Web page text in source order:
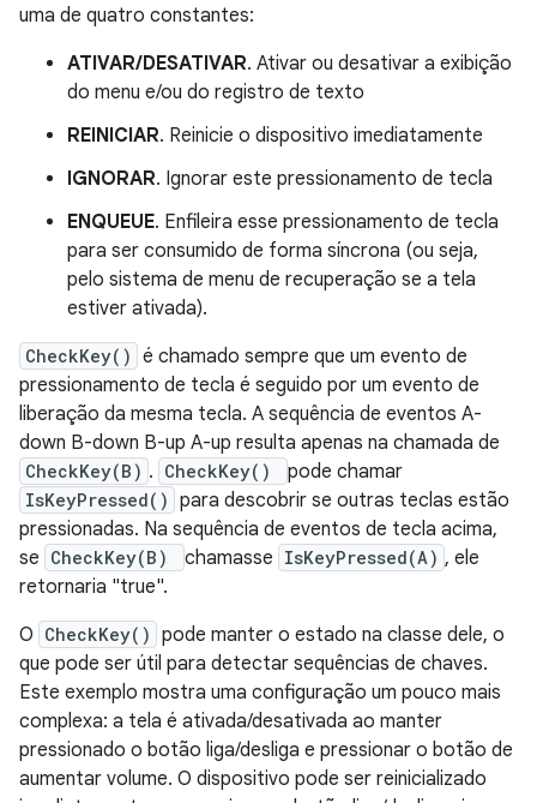
uma de quatro constantes:
ATIVAR/DESATIVAR. Ativar ou desativar a exibição
do menu e/ou do registro de texto
REINICIAR. Reinicie o dispositivo imediatamente
IGNORAR. Ignorar este pressionamento de tecla
ENQUEUE. Enfileira esse pressionamento de tecla
para ser consumido de forma síncrona (ou seja,
pelo sistema de menu de recuperação se a tela
estiver ativada).
CheckKey() é chamado sempre que um evento de
pressionamento de tecla é seguido por um evento de
liberação da mesma tecla. A sequência de eventos A-
down B-down B-up A-up resulta apenas na chamada de
CheckKey(B) . CheckKey() pode chamar
IsKeyPressed() para descobrir se outras teclas estão
pressionadas. Na sequência de eventos de tecla acima,
se CheckKey(B) chamasse IsKeyPressed(A) , ele
retornaria "true".
O CheckKey() pode manter o estado na classe dele, o
que pode ser útil para detectar sequências de chaves.
Este exemplo mostra uma configuração um pouco mais
complexa: a tela é ativada/desativada ao manter
pressionado o botão liga/desliga e pressionar o botão de
aumentar volume. O dispositivo pode ser reinicializado